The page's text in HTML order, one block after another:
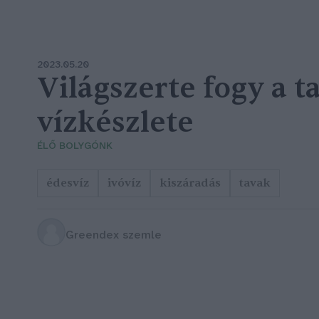
2023.05.20
Világszerte fogy a
vízkészlete
ÉLŐ BOLYGÓNK
édesvíz ivóvíz kiszáradás tavak
Greendex szemle